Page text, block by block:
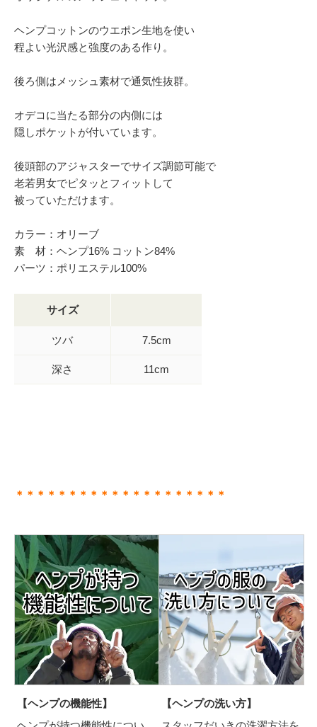
ヘンプコットンのウエポン生地を使い
程よい光沢感と強度のある作り。
後ろ側はメッシュ素材で通気性抜群。
オデコに当たる部分の内側には
隠しポケットが付いています。
後頭部のアジャスターでサイズ調節可能で
老若男女でピタッとフィットして
被っていただけます。
カラー：オリーブ
素 材：ヘンプ16% コットン84%
パーツ：ポリエステル100%
サイズ
ツバ 7.5cm
深さ 11cm
＊＊＊＊＊＊＊＊＊＊＊＊＊＊＊＊＊＊＊＊
【ヘンプの機能性】
【ヘンプの洗い方】